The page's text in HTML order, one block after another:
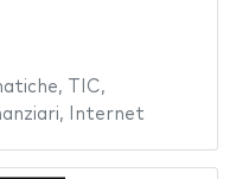
, TIC,
, Internet